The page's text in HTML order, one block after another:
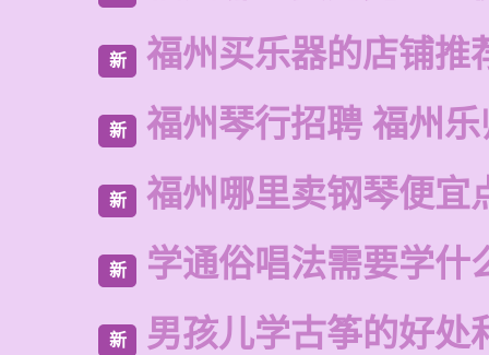
新 福州买乐器的店铺推
新 福州琴行招聘 福州乐
新 福州哪里卖钢琴便宜
新 学通俗唱法需要学什
新 男孩儿学古筝的好处